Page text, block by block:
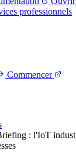
professionnels
Commencer
: l'IoT